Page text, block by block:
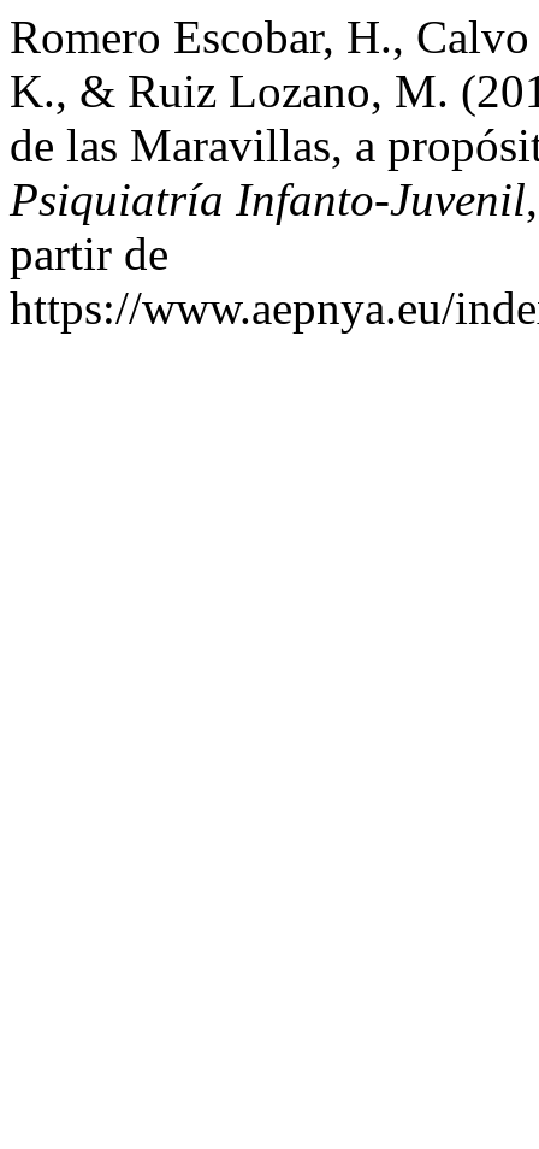
Romero Escobar, H.,
K., & Ruiz Lozano, M.
de las Maravillas, a
Psiquiatría Infanto-Juvenil
partir de
https://www.aepnya.eu/